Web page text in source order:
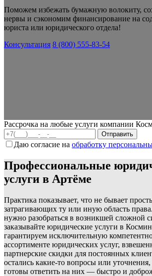
Поможем избежать бумажную волокиту,
нервы и сэкономим финансирование на
юриста или юридического отдела!
Консультация 8 (800) 555-83-54
Рассрочка на любые услуги компании
Даю согласие на обработку
Профессиональные
услуги в Артёме
Практика показывает, что не бывает
затрагивающих ту или иную область
нужно разобраться в возникшей сложной
заказывайте юридические услуги в
гарантируем исключительную
ассортименте юридических услуг,
партнерские скидки для постоянных
остались какие-то вопросы или
готовы ответить на них — быстро и